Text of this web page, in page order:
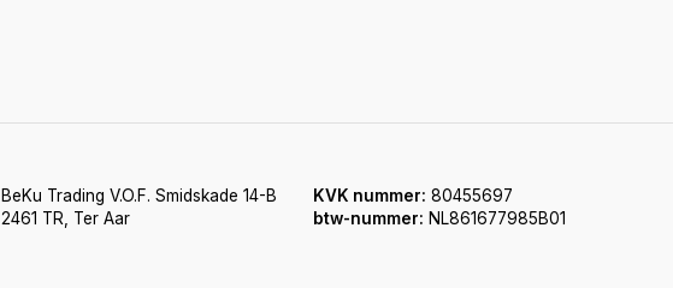
BeKu Trading V.O.F. Smidskade 14-B
2461 TR, Ter Aar
KVK nummer: 80455697
btw-nummer: NL861677985B01